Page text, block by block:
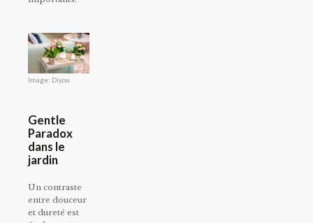
Image: Diyou
Gentle
Paradox
dans le
jardin
Un contraste
entre douceur
et dureté est